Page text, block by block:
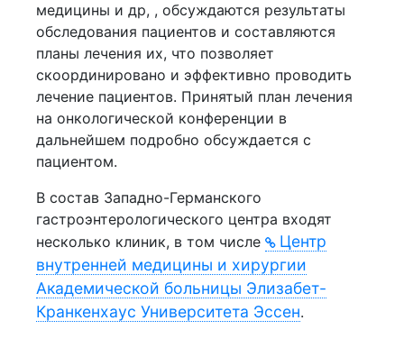
медицины и др, , обсуждаются результаты
обследования пациентов и составляются
планы лечения их, что позволяет
скоординировано и эффективно проводить
лечение пациентов. Принятый план лечения
на онкологической конференции в
дальнейшем подробно обсуждается с
пациентом.
В состав Западно-Германского
гастроэнтерологического центра входят
несколько клиник, в том числе
Центр
внутренней медицины и хирургии
Академической больницы Элизабет-
Кранкенхаус Университета Эссен.